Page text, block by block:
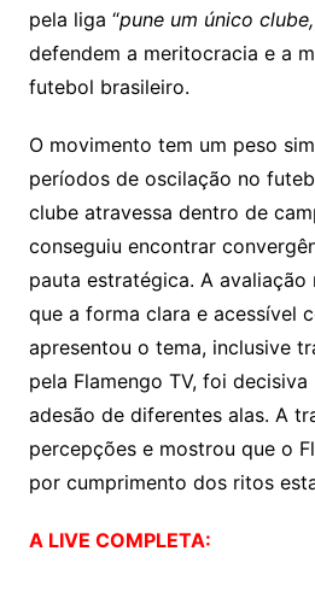
pela liga “pune um único
defendem a meritocracia e a
futebol brasileiro.
O movimento tem um peso
períodos de oscilação no
clube atravessa dentro de
conseguiu encontrar
pauta estratégica. A
que a forma clara e acessível
apresentou o tema, inclusive
pela Flamengo TV, foi
adesão de diferentes alas. A
percepções e mostrou que o
por cumprimento dos ritos
A LIVE COMPLETA: